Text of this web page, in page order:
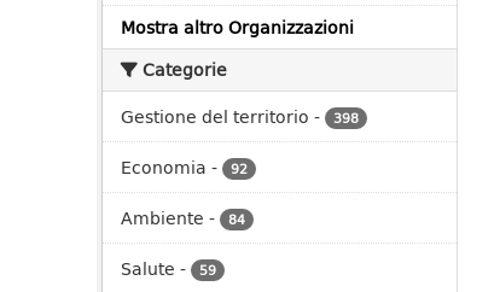
Mostra altro Organizzazioni
Categorie
Gestione del territorio - 398
Economia - 92
Ambiente - 84
Salute - 59